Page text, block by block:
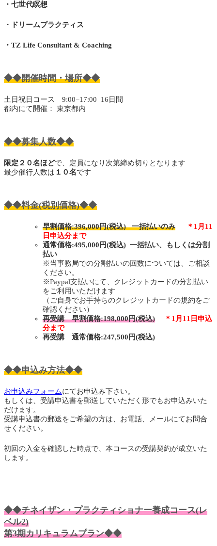
・七世代瞑想
・ドリームプラクティス
・TZ Life Consultant & Coaching
◆◆開催時間・場所◆◆
土日祝日コース 9:00−17:00 16日間
都内にて開催： 東京都内
◆◆募集人数◆◆
限定２０名ほどで、定員になり次第締め切りとなります
最少催行人数は １０名です
◆◆料金(税別価格)◆◆
早割価格:396,000円(税込) 一括払いのみ
＊1月11
日申込分まで
通常価格:495,000円(税込) 一括払い、もしくは分割
払い
※当事務局での分割払いの回数については、ご相談
ください。
※Paypal支払いにて、クレジットカードの分割払い
をご利用いただけます
（ご自身でお手持ちのクレジットカードの規約をご
確認ください）
再受講 早割価格:198,000円(税込)
＊1月11日申込
分まで
再受講 通常価格:247,500円(税込)
◆◆申込み方法◆◆
お申込みフォームにてお申込み下さい。
もしくは、受講申込書を郵送していただく形でもお申込みいた
だけます。
受講申込書の郵送をご希望の方は、お電話、メールにてお問合
せください。
初回の入金を確認した時点で、本コースの受講契約が成立いた
します。
◆◆チネイザン・プラクティショナー養成コース(レ
ベル2)
第3期カリキュラムプラン◆◆